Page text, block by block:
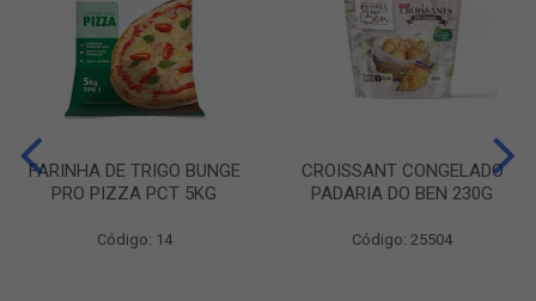
FARINHA DE TRIGO BUNGE
PRO PIZZA PCT 5KG
Código: 14
CROISSANT CONGELADO
PADARIA DO BEN 230G
Código: 25504